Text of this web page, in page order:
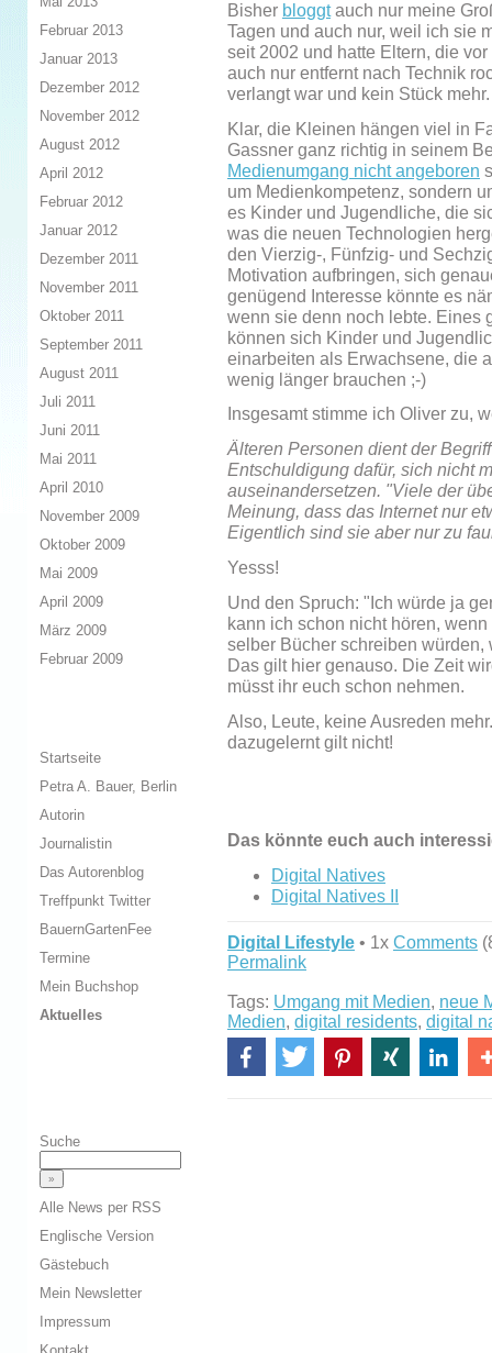
Bisher bloggtauch nur meine
Tagen und auch nur, weil ich sie
seit 2002 und hatte Eltern, die
auch nur entfernt nach Technik
verlangt war und kein Stück mehr.
Klar, die Kleinen hängen viel in
Gassner ganz richtig in seinem
Medienumgang nicht angeboren
um Medienkompetenz, sondern
es Kinder und Jugendliche, die
was die neuen Technologien
den Vierzig-, Fünfzig- und
Motivation aufbringen, sich
genügend Interesse könnte es
wenn sie denn noch lebte. Eines
können sich Kinder und
einarbeiten als Erwachsene, die
wenig länger brauchen ;-)
Insgesamt stimme ich Oliver zu,
Älteren Personen dient der
Entschuldigung dafür, sich nicht
auseinandersetzen. "Viele der
Meinung, dass das Internet nur
Eigentlich sind sie aber nur zu
Yesss!
Und den Spruch: "Ich würde ja
kann ich schon nicht hören,
selber Bücher schreiben
Das gilt hier genauso. Die Zeit
müsst ihr euch schon nehmen.
Also, Leute, keine Ausreden
dazugelernt gilt nicht!
Das könnte euch auch
Digital Natives
Digital Natives II
Digital Lifestyle • 1x Comments
Permalink
Tags: Umgang mit Medien, neue
Medien, digital residents, digital
Februar 2013
Januar 2013
Dezember 2012
November 2012
August 2012
April 2012
Februar 2012
Januar 2012
Dezember 2011
November 2011
Oktober 2011
September 2011
August 2011
Juli 2011
Juni 2011
Mai 2011
April 2010
November 2009
Oktober 2009
Mai 2009
April 2009
März 2009
Februar 2009
Startseite
Petra A. Bauer, Berlin
Autorin
Journalistin
Das Autorenblog
Treffpunkt Twitter
BauernGartenFee
Termine
Mein Buchshop
Aktuelles
Suche
Alle News per RSS
Englische Version
Gästebuch
Mein Newsletter
Impressum